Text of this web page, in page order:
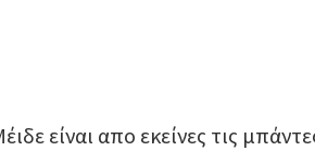
είναι απο εκείνες τις